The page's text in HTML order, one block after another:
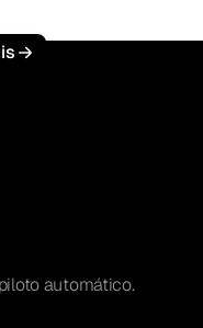
automático.